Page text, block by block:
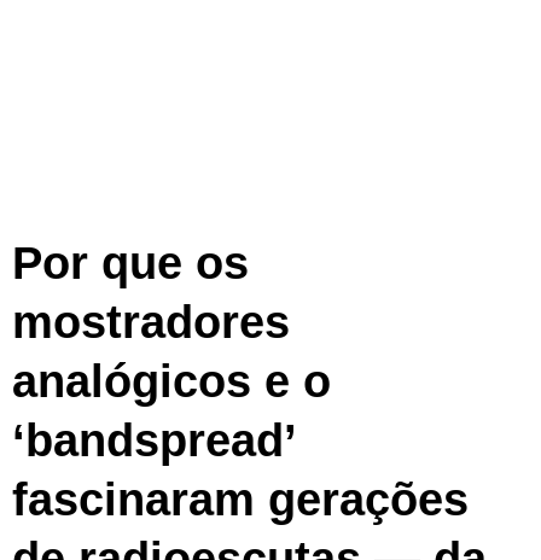
Por que os
mostradores
analógicos e o
‘bandspread’
fascinaram gerações